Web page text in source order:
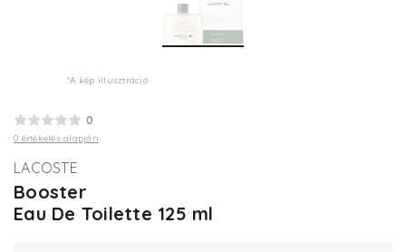
*A kép illusztráció
0
0 értékelés alapján
LACOSTE
Booster
Eau De Toilette 125 ml